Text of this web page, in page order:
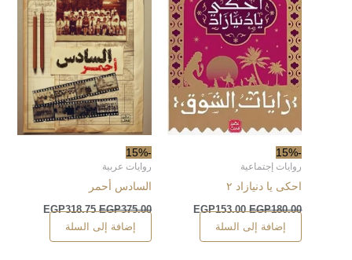
-15%
روايات إجتماعية
احكى يا دنيازاد ٢
EGP180.00
EGP153.00
إضافة إلى السلة
-15%
روايات عربية
السادس أحمر
EGP375.00
EGP318.75
إضافة إلى السلة